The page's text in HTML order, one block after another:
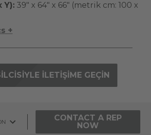
Y):39" x 64" x 66" (metrik cm: 100 x
+
ILETIŞIME GEÇIN
CONTACT A REP
NOW